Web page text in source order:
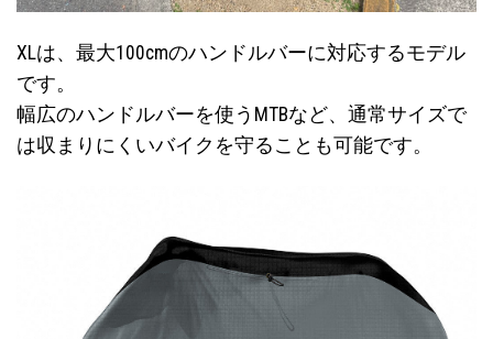
XLは、最大100cmのハンドルバーに対応するモデル
です。
幅広のハンドルバーを使うMTBなど、通常サイズで
は収まりにくいバイクを守ることも可能です。